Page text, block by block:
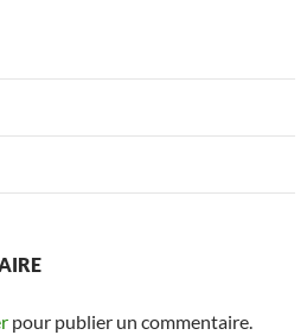
pour publier un commentaire.